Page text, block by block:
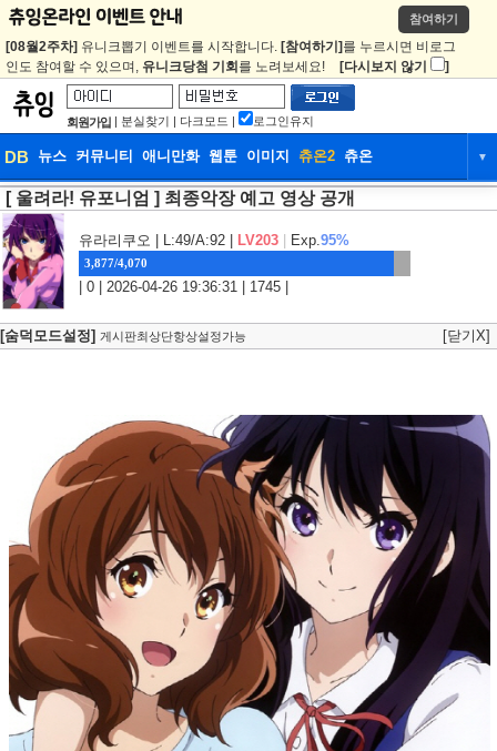
참여하기
[08월2주차] 유니크뽑기 이벤트를 시작합니다. [참여하기] 를 누르시면 비로그
인도 참여할 수 있으며, 유니크당첨 기회 를 노려보세요! [다시보지 않기 ]
회원가입 | 분실찾기 | 다크모드 | 로그인유지
DB 뉴스 커뮤니티 애니만화 웹툰 이미지 츄온2 츄온 ▼
DB 뉴스 커뮤니티
웹툰 이미지 츄온2
[ 울려라! 유포니엄 ] 최종악장 예고 영상 공개
유라리쿠오 | L:49/A:92 | LV203 Exp.95%
3,877/4,070
| 0 | 2026-04-26 19:36:31 | 1745 |
[숨덕모드설정] 게시판최상단항상설정가능 [닫기X]